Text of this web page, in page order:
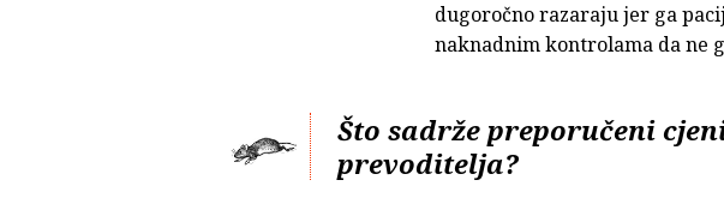
dugoročno razaraju jer ga
naknadnim kontrolama da ne
Što sadrže preporučeni
prevoditelja?